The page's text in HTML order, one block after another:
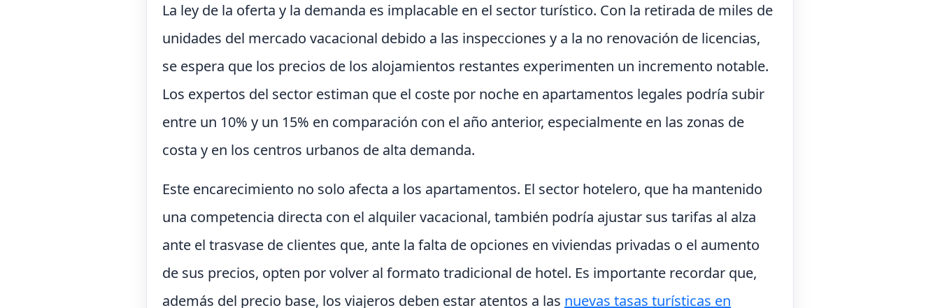
La ley de la oferta y la demanda es implacable en el sector turístico. Con la retirada de miles de
unidades del mercado vacacional debido a las inspecciones y a la no renovación de licencias,
se espera que los precios de los alojamientos restantes experimenten un incremento notable.
Los expertos del sector estiman que el coste por noche en apartamentos legales podría subir
entre un 10% y un 15% en comparación con el año anterior, especialmente en las zonas de
costa y en los centros urbanos de alta demanda.
Este encarecimiento no solo afecta a los apartamentos. El sector hotelero, que ha mantenido
una competencia directa con el alquiler vacacional, también podría ajustar sus tarifas al alza
ante el trasvase de clientes que, ante la falta de opciones en viviendas privadas o el aumento
de sus precios, opten por volver al formato tradicional de hotel. Es importante recordar que,
además del precio base, los viajeros deben estar atentos a las nuevas tasas turísticas en